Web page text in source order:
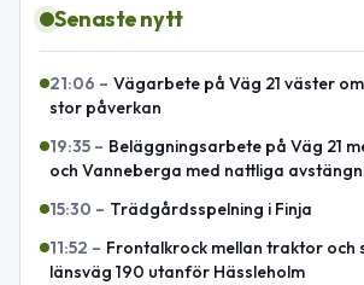
Senaste nytt
21:06 – Vägarbete på Väg 21 väster
stor påverkan
19:35 – Beläggningsarbete på Väg 21
och Vanneberga med nattliga
15:30 – Trädgårdsspelning i Finja
11:52 – Frontalkrock mellan traktor och
länsväg 190 utanför Hässleholm